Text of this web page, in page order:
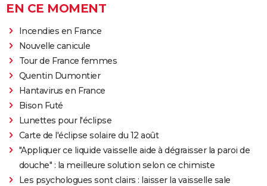
EN CE MOMENT
Incendies en France
Nouvelle canicule
Tour de France femmes
Quentin Dumontier
Hantavirus en France
Bison Futé
Lunettes pour l'éclipse
Carte de l'éclipse solaire du 12 août
"Appliquer ce liquide vaisselle aide à dégraisser la paroi de
douche" : la meilleure solution selon ce chimiste
Les psychologues sont clairs : laisser la vaisselle sale